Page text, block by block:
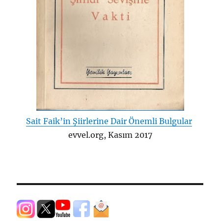
Sait Faik’in Şiirlerine Dair Önemli Bulgular
evvel.org, Kasım 2017